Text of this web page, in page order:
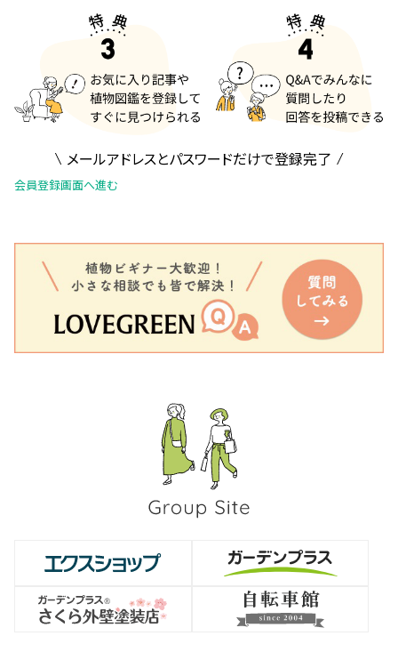
メールアドレスとパスワードだけで登録完了
会員登録画面へ進む